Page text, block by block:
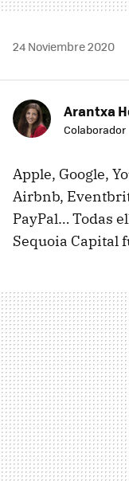
24 Noviembre 2020
Arantxa
Colaborador
Apple, Google,
Airbnb,
PayPal… Todas
Sequoia Capital